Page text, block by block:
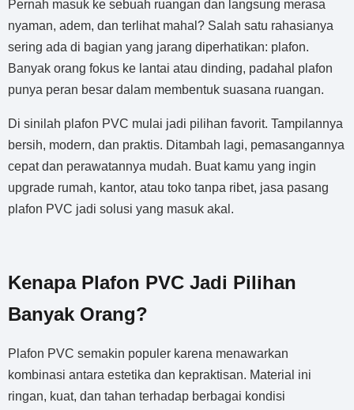
Pernah masuk ke sebuah ruangan dan langsung merasa
nyaman, adem, dan terlihat mahal? Salah satu rahasianya
sering ada di bagian yang jarang diperhatikan: plafon.
Banyak orang fokus ke lantai atau dinding, padahal plafon
punya peran besar dalam membentuk suasana ruangan.
Di sinilah plafon PVC mulai jadi pilihan favorit. Tampilannya
bersih, modern, dan praktis. Ditambah lagi, pemasangannya
cepat dan perawatannya mudah. Buat kamu yang ingin
upgrade rumah, kantor, atau toko tanpa ribet, jasa pasang
plafon PVC jadi solusi yang masuk akal.
Kenapa Plafon PVC Jadi Pilihan
Banyak Orang?
Plafon PVC semakin populer karena menawarkan
kombinasi antara estetika dan kepraktisan. Material ini
ringan, kuat, dan tahan terhadap berbagai kondisi